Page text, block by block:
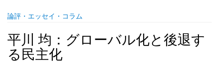
論評・エッセイ・コラム
平川 均：グローバル化と後退す
る民主化